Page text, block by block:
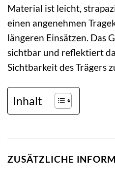
Material ist leicht,
einen angenehmen
längeren Einsätzen. Das
sichtbar und reflektiert
Sichtbarkeit des Trägers
Inhalt
ZUSÄTZLICHE